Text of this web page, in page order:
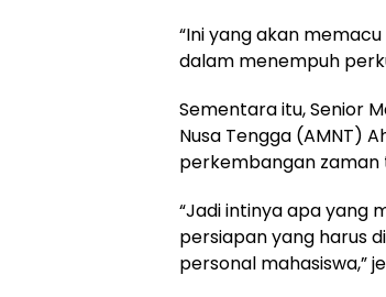
“Ini yang akan
dalam menempuh
Sementara itu, Senior
Nusa Tengga (AMNT)
perkembangan
“Jadi intinya apa yang
persiapan yang harus
personal mahasiswa,”